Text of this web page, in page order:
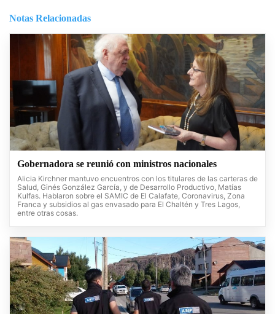
Notas Relacionadas
Gobernadora se reunió con ministros nacionales
Alicia Kirchner mantuvo encuentros con los titulares de las carteras de
Salud, Ginés González García, y de Desarrollo Productivo, Matías
Kulfas. Hablaron sobre el SAMIC de El Calafate, Coronavirus, Zona
Franca y subsidios al gas envasado para El Chaltén y Tres Lagos,
entre otras cosas.